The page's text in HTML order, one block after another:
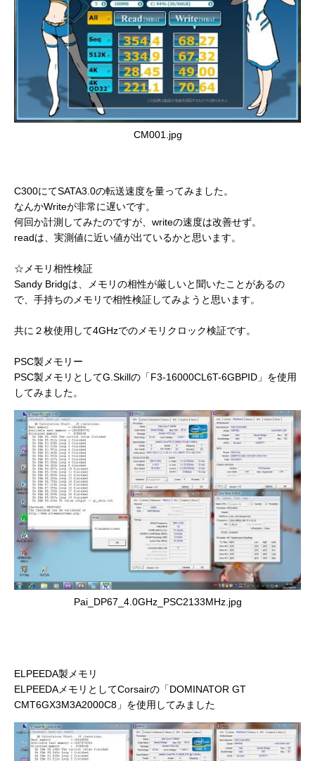
CM001.jpg
C300にてSATA3.0の転送速度を量ってみました。
なんかWriteが非常に遅いです。
何回か計測してみたのですが、writeの速度は改善せず。
readは、実測値に近い値が出ているかと思います。
☆メモリ相性検証
Sandy Bridgは、メモリの相性が厳しいと聞いたことがあるの
で、手持ちのメモリで相性検証してみようと思います。
共に２枚使用して4GHzでのメモリクロック検証です。
PSC製メモリー
PSC製メモリとしてG.Skillの「F3-16000CL6T-6GBPID」を使用
してみました。
Pai_DP67_4.0GHz_PSC2133MHz.jpg
ELPEEDA製メモリ
ELPEEDAメモリとしてCorsairの「DOMINATOR GT
CMT6GX3M3A2000C8」を使用してみました